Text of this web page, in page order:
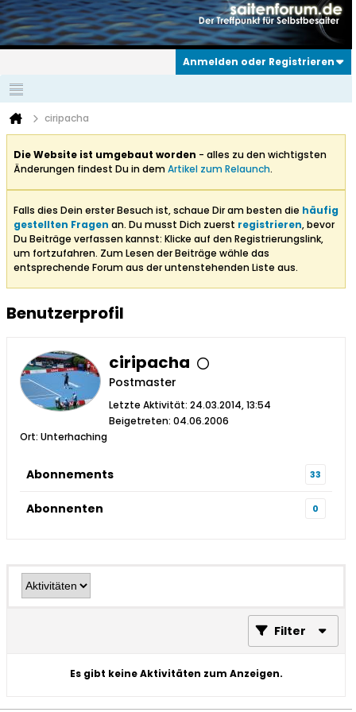
Anmelden oder Registrieren
ciripacha
Die Website ist umgebaut worden - alles zu den wichtigsten
Änderungen findest Du in demArtikel zum Relaunch.
Falls dies Dein erster Besuch ist, schaue Dir am besten die häufig
gestellten Fragen an. Du musst Dich zuerst registrieren, bevor
Du Beiträge verfassen kannst: Klicke auf den Registrierungslink,
um fortzufahren. Zum Lesen der Beiträge wähle das
entsprechende Forum aus der untenstehenden Liste aus.
Benutzerprofil
ciripacha
Postmaster
Letzte Aktivität: 24.03.2014, 13:54
Beigetreten: 04.06.2006
Ort: Unterhaching
Abonnements 33
Abonnenten 0
Filter
Es gibt keine Aktivitäten zum Anzeigen.